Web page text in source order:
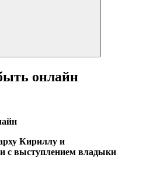
онлайн
Кириллу и
с выступлением владыки